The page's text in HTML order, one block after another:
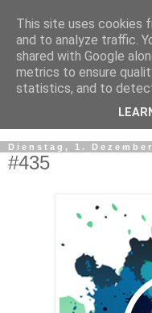
Dienstag, 1.
#435
This site uses cookies
and to analyze traffic.
shared with Google
metrics to ensure
statistics, and to